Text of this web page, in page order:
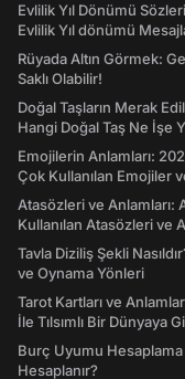
Evlilik Yıl Dönümü
Evlilik Yıl dönümü
Rüyada Altın Görmek:
Saklı Olabilir!
Doğal Taşların Merak
Hangi Doğal Taş Ne İşe
Emojilerin Anlamları:
Çok Kullanılan Emojiler
Atasözleri ve Anlamları:
Kullanılan Atasözleri ve
Tavla Diziliş Şekli
ve Oynama Yönleri
Tarot Kartları ve
İle Tılsımlı Bir Dünyaya
Burç Uyumu
Hesaplanır?